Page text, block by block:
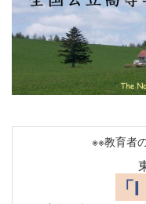
※※教育者